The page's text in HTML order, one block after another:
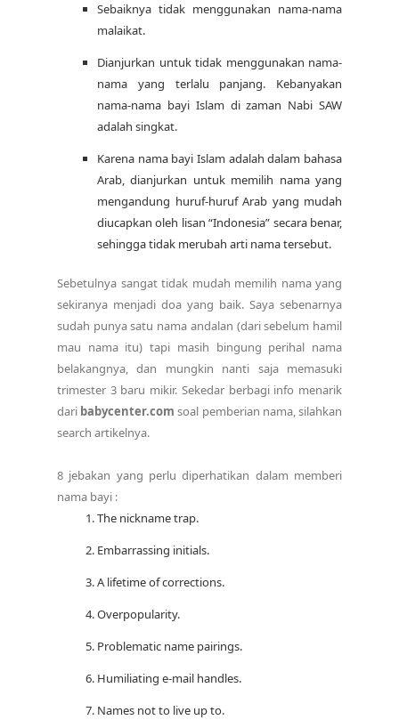
Sebaiknya tidak menggunakan nama-nama
malaikat.
Dianjurkan untuk tidak menggunakan nama-
nama yang terlalu panjang. Kebanyakan
nama-nama bayi Islam di zaman Nabi SAW
adalah singkat.
Karena nama bayi Islam adalah dalam bahasa
Arab, dianjurkan untuk memilih nama yang
mengandung huruf-huruf Arab yang mudah
diucapkan oleh lisan “Indonesia” secara benar,
sehingga tidak merubah arti nama tersebut.
Sebetulnya sangat tidak mudah memilih nama yang
sekiranya menjadi doa yang baik. Saya sebenarnya
sudah punya satu nama andalan (dari sebelum hamil
mau nama itu) tapi masih bingung perihal nama
belakangnya, dan mungkin nanti saja memasuki
trimester 3 baru mikir. Sekedar berbagi info menarik
dari babycenter.com soal pemberian nama, silahkan
search artikelnya.
8 jebakan yang perlu diperhatikan dalam memberi
nama bayi :
The nickname trap.
Embarrassing initials.
A lifetime of corrections.
Overpopularity.
Problematic name pairings.
Humiliating e-mail handles.
Names not to live up to.